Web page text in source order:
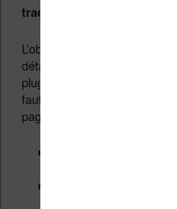
traduction
L’objectif de cet article n’est
détailler l’installation du
plugin puisque vous avez
faut ici en texte et en vidéo
pages :
Tutoriel pour